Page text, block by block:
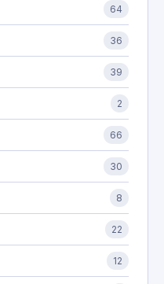
64
36
39
2
66
30
8
22
12